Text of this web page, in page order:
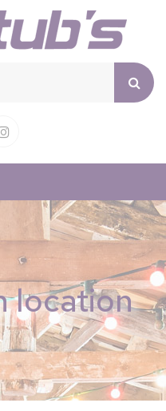
Instagram
location